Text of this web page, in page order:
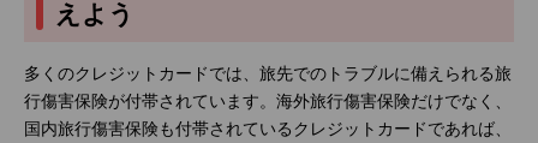
えよう
多くのクレジットカードでは、旅先でのトラブルに備えられる旅
行傷害保険が付帯されています。海外旅行傷害保険だけでなく、
国内旅行傷害保険も付帯されているクレジットカードであれば、